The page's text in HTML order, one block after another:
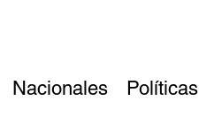
Nacionales Políticas